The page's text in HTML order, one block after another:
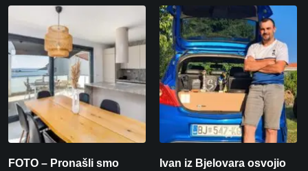
stolnom tenisu!
FOTO – Pronašli smo
Ivan iz Bjelovara osvojio